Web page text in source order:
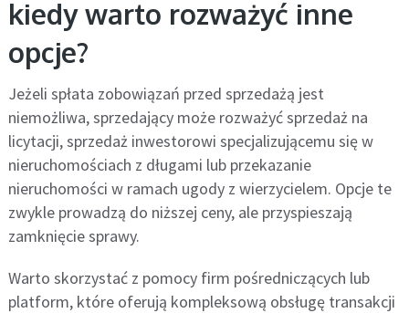
kiedy warto rozważyć inne
opcje?
Jeżeli spłata zobowiązań przed sprzedażą jest
niemożliwa, sprzedający może rozważyć sprzedaż na
licytacji, sprzedaż inwestorowi specjalizującemu się w
nieruchomościach z długami lub przekazanie
nieruchomości w ramach ugody z wierzycielem. Opcje te
zwykle prowadzą do niższej ceny, ale przyspieszają
zamknięcie sprawy.
Warto skorzystać z pomocy firm pośredniczących lub
platform, które oferują kompleksową obsługę transakcji